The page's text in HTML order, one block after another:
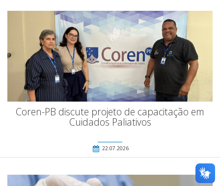
Coren-PB discute projeto de capacitação em
Cuidados Paliativos
22.07.2026